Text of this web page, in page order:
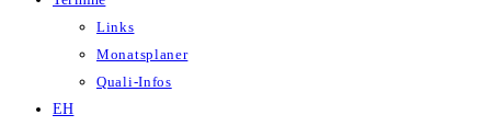
Links
Monatsplaner
Quali-Infos
EH